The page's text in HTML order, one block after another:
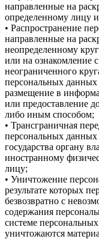
направленные на
определенному лицу
• Распространение
направленные на
неопределенному
или на ознакомление
неограниченного
персональных
размещение в
или предоставление
либо иным способом;
• Трансграничная
персональных
государства органу
иностранному
лицу;
• Уничтожение
результате которых
безвозвратно с
содержания
системе
уничтожаются